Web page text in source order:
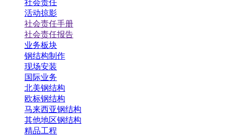
社会责任
活动掠影
社会责任手册
社会责任报告
业务板块
钢结构制作
现场安装
国际业务
北美钢结构
欧标钢结构
马来西亚钢结构
其他地区钢结构
精品工程